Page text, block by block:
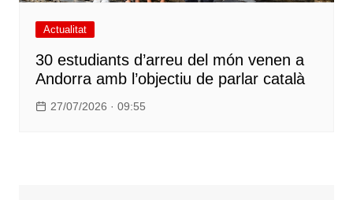
Actualitat
30 estudiants d’arreu del món venen a
Andorra amb l’objectiu de parlar català
27/07/2026 · 09:55